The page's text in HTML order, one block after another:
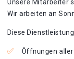
Unsere Mitarbeiter
Wir arbeiten an
Diese
Öffnungen